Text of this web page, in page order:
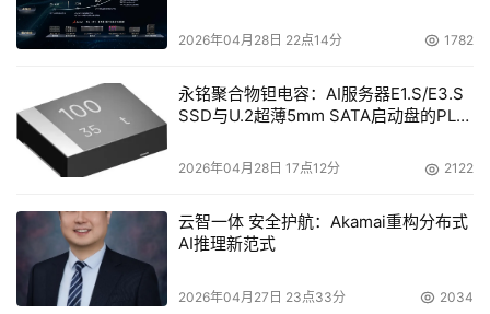
2026年04月28日 22点14分 1782
永铭聚合物钽电容：AI服务器E1.S/E3.S
SSD与U.2超薄5mm SATA启动盘的PLP
2026年04月28日 17点12分 2122
云智一体 安全护航：Akamai重构分布式
AI推理新范式
2026年04月27日 23点33分 2034